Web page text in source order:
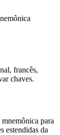
francês,
chaves.
para
estendidas da